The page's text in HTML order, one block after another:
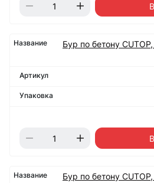
Бур по бетону
Бур по бетону